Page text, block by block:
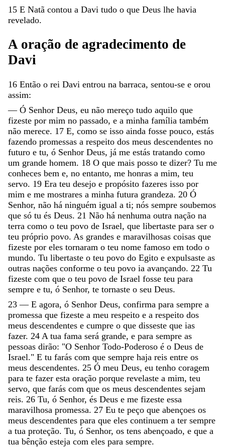
15 E Natã contou a Davi tudo o que Deus lhe havia
revelado.
A oração de agradecimento de
Davi
16 Então o rei Davi entrou na barraca, sentou-se e orou
assim:
— Ó Senhor Deus, eu não mereço tudo aquilo que
fizeste por mim no passado, e a minha família também
não merece. 17 E, como se isso ainda fosse pouco, estás
fazendo promessas a respeito dos meus descendentes no
futuro e tu, ó Senhor Deus, já me estás tratando como
um grande homem. 18 O que mais posso te dizer? Tu me
conheces bem e, no entanto, me honras a mim, teu
servo. 19 Era teu desejo e propósito fazeres isso por
mim e me mostrares a minha futura grandeza. 20 Ó
Senhor, não há ninguém igual a ti; nós sempre soubemos
que só tu és Deus. 21 Não há nenhuma outra nação na
terra como o teu povo de Israel, que libertaste para ser o
teu próprio povo. As grandes e maravilhosas coisas que
fizeste por eles tornaram o teu nome famoso em todo o
mundo. Tu libertaste o teu povo do Egito e expulsaste as
outras nações conforme o teu povo ia avançando. 22 Tu
fizeste com que o teu povo de Israel fosse teu para
sempre e tu, ó Senhor, te tornaste o seu Deus.
23 — E agora, ó Senhor Deus, confirma para sempre a
promessa que fizeste a meu respeito e a respeito dos
meus descendentes e cumpre o que disseste que ias
fazer. 24 A tua fama será grande, e para sempre as
pessoas dirão: "O Senhor Todo-Poderoso é o Deus de
Israel." E tu farás com que sempre haja reis entre os
meus descendentes. 25 Ó meu Deus, eu tenho coragem
para te fazer esta oração porque revelaste a mim, teu
servo, que farás com que os meus descendentes sejam
reis. 26 Tu, ó Senhor, és Deus e me fizeste essa
maravilhosa promessa. 27 Eu te peço que abençoes os
meus descendentes para que eles continuem a ter sempre
a tua proteção. Tu, ó Senhor, os tens abençoado, e que a
tua bênção esteja com eles para sempre.